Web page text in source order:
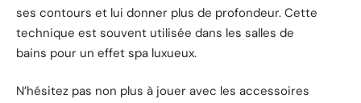
ses contours et lui donner plus de profondeur. Cette
technique est souvent utilisée dans les salles de
bains pour un effet spa luxueux.
N’hésitez pas non plus à jouer avec les accessoires